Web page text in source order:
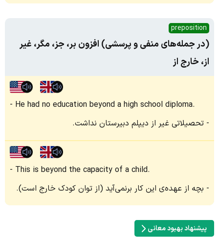
preposition
(در جمله‌های منفی و پرسشی) افزون بر، جز، مگر، غیر
از، خارج از
He had no education beyond a high school diploma.
تحصیلاتی غیر از دیپلم دبیرستان نداشت.
This is beyond the capacity of a child.
بچه از عهده‌ی این کار برنمی‌آید (از توان کودک خارج است).
پیشنهاد بهبود معانی